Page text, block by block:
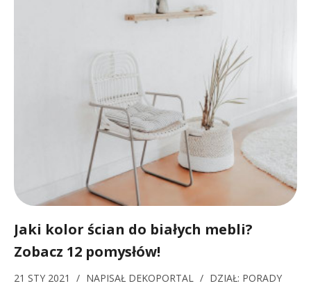
Jaki kolor ścian do białych mebli?
Zobacz 12 pomysłów!
21 STY 2021 / NAPISAŁ DEKOPORTAL / DZIAŁ: PORADY